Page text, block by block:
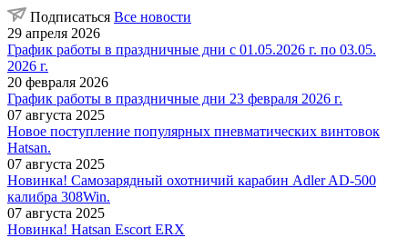
Подписаться Все новости
29 апреля 2026
График работы в праздничные дни с 01.05.2026 г. по 03.05.
2026 г.
20 февраля 2026
График работы в праздничные дни 23 февраля 2026 г.
07 августа 2025
Новое поступление популярных пневматических винтовок
Hatsan.
07 августа 2025
Новинка! Самозарядный охотничий карабин Adler AD-500
калибра 308Win.
07 августа 2025
Новинка! Hatsan Escort ERX